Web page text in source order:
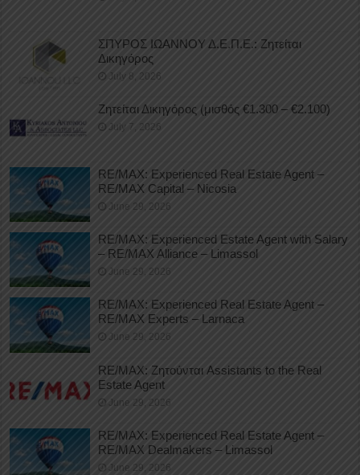
ΣΠΥΡΟΣ ΙΩΑΝΝΟΥ Δ.Ε.Π.Ε.: Ζητείται
Δικηγόρος
July 8, 2026
Ζητείται Δικηγόρος (μισθός €1.300 – €2.100)
July 7, 2026
RE/MAX: Experienced Real Estate Agent –
RE/MAX Capital – Nicosia
June 29, 2026
RE/MAX: Experienced Estate Agent with Salary
– RE/MAX Alliance – Limassol
June 29, 2026
RE/MAX: Experienced Real Estate Agent –
RE/MAX Experts – Larnaca
June 29, 2026
RE/MAX: Ζητούνται Assistants to the Real
Estate Agent
June 29, 2026
RE/MAX: Experienced Real Estate Agent –
RE/MAX Dealmakers – Limassol
June 29, 2026